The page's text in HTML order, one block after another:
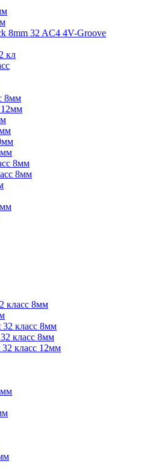
8mm 32 AC4 4V-Groove
кл
8мм
12мм
8мм
8мм
класс 8мм
класс 8мм
класс 8мм
класс 12мм